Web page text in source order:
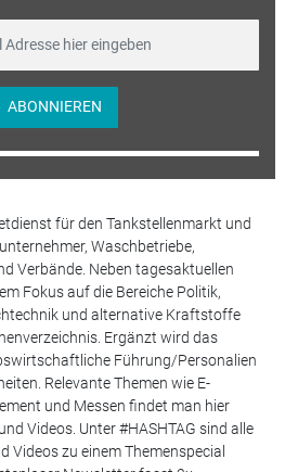
ABONNIEREN
für den Tankstellenmarkt und
Waschbetriebe,
Verbände. Neben tagesaktuellen
Fokus auf die Bereiche Politik,
und alternative Kraftstoffe
Ergänzt wird das
Führung/Personalien
Relevante Themen wie E-
und Messen findet man hier
Videos. Unter #HASHTAG sind alle
Videos zu einem Themenspecial